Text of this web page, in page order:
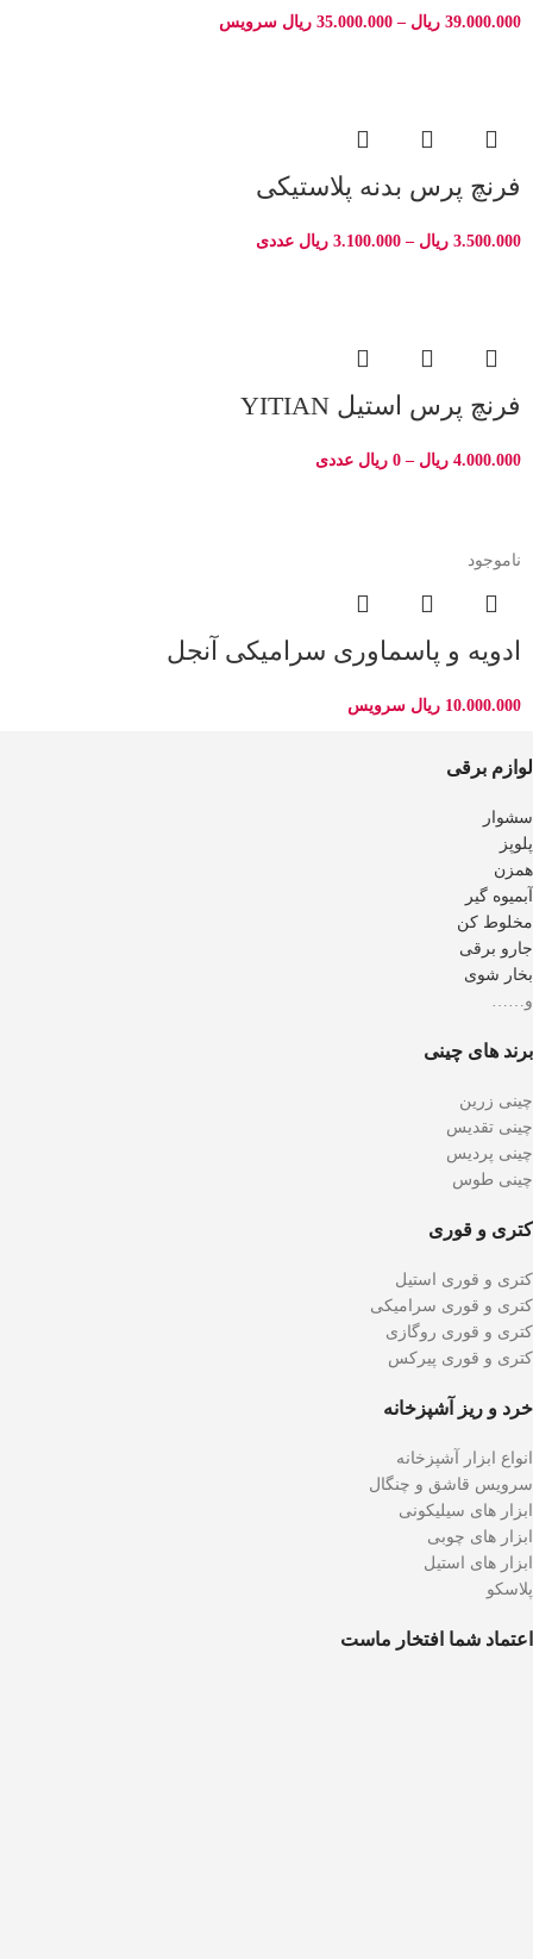
39.000.000 ریال –
35.000.000 ریال سرویس
فرنچ پرس بدنه پلاستیکی
3.500.000 ریال –
3.100.000 ریال عددی
فرنچ پرس استیل YITIAN
4.000.000 ریال –
0 ریال عددی
ناموجود
ادویه و پاسماوری سرامیکی آنجل
10.000.000 ریال سرویس
لوازم برقی
سشوار
پلوپز
همزن
آبمیوه گیر
مخلوط کن
جارو برقی
بخار شوی
و……
برند های چینی
چینی زرین
چینی تقدیس
چینی پردیس
چینی طوس
کتری و قوری
کتری و قوری استیل
کتری و قوری سرامیکی
کتری و قوری روگازی
کتری و قوری پیرکس
خرد و ریز آشپزخانه
انواع ابزار آشپزخانه
سرویس قاشق و چنگال
ابزار های سیلیکونی
ابزار های چوبی
ابزار های استیل
پلاسکو
اعتماد شما افتخار ماست